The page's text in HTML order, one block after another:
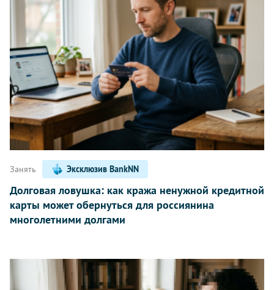
Занять Эксклюзив BankNN
Долговая ловушка: как кража ненужной кредитной
карты может обернуться для россиянина
многолетними долгами